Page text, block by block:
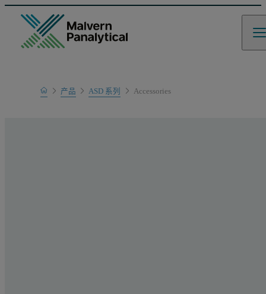
Home产品
产品系列
ASD 系列 Accessories